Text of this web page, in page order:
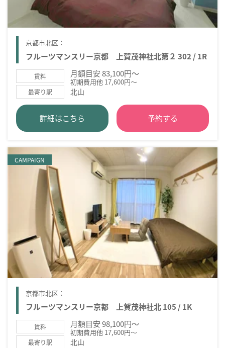
京都市北区：
フルーツマンスリー京都 上賀茂神社北第２ 302 / 1R
賃料 月額目安 83,100円～
初期費用他 17,600円～
最寄り駅 北山
詳細はこちら 予約する
CAMPAIGN
京都市北区：
フルーツマンスリー京都 上賀茂神社北 105 / 1K
賃料 月額目安 98,100円～
初期費用他 17,600円～
最寄り駅 北山